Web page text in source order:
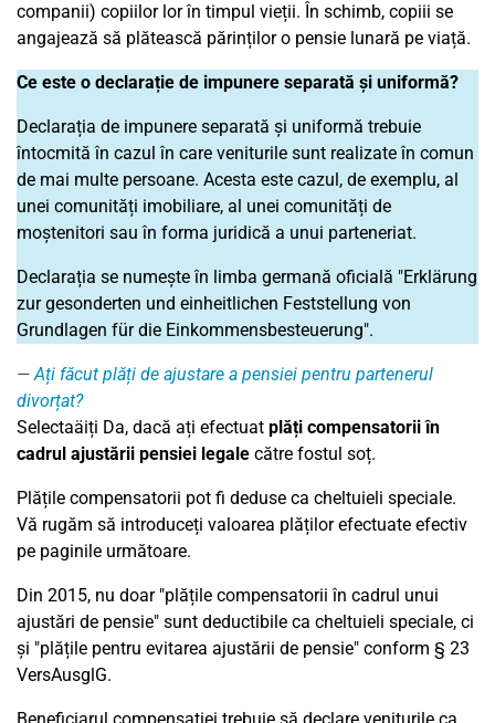
companii) copiilor lor în timpul vieții. În schimb, copiii se
angajează să plătească părinților o pensie lunară pe viață.
Ce este o declarație de impunere separată și uniformă?
Declarația de impunere separată și uniformă trebuie
întocmită în cazul în care veniturile sunt realizate în comun
de mai multe persoane. Acesta este cazul, de exemplu, al
unei comunități imobiliare, al unei comunități de
moștenitori sau în forma juridică a unui parteneriat.
Declarația se numește în limba germană oficială "Erklärung
zur gesonderten und einheitlichen Feststellung von
Grundlagen für die Einkommensbesteuerung".
Ați făcut plăți de ajustare a pensiei pentru partenerul
divorțat?
Selectaäiți Da, dacă ați efectuat plăți compensatorii în
cadrul ajustării pensiei legale către fostul soț.
Plățile compensatorii pot fi deduse ca cheltuieli speciale.
Vă rugăm să introduceți valoarea plăților efectuate efectiv
pe paginile următoare.
Din 2015, nu doar "plățile compensatorii în cadrul unui
ajustări de pensie" sunt deductibile ca cheltuieli speciale, ci
și "plățile pentru evitarea ajustării de pensie" conform § 23
VersAusglG.